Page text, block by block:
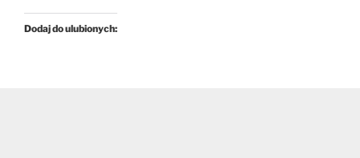
Dodaj do ulubionych: